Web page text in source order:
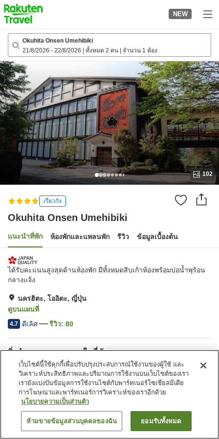
to
top
page
NEW
Okuhita Onsen Umehibiki
21/8/2026 - 22/8/2026 ทั้งหมด 2 คน จำนวน 1 ห้อง
102
เรียวกัง
Okuhita Onsen Umehibiki
แนะนำที่พัก ห้องพักและแพลนพัก รีวิว ข้อมูลเบื้องต้น
ได้รับคะแนนสูงสุดด้านห้องพัก มีทั้งหมดสิบเก้าห้องพร้อมบ่อน้ำพุร้อน
กลางแจ้ง
นครฮิตะ, โออิตะ, ญี่ปุ่น
ดูบนแผนที่
4.7 ดีเลิศ รีวิว: 80
สิ่งอำนวยความสะดวกในที่พัก
ซาวน่า
สปา/บิวตี้ซาลอน
บาร์
ตู้จำหน่ายอัตโนมัติ
หน้าแรก ญี่ปุ่น โออิตะ
ค้นหาห้องพัก
เว็บไซต์นี้ใช้คุกกี้เพื่อปรับปรุงประสบการณ์ใช้งานของผู้ใช้ และ
วิเคราะห์ประสิทธิภาพและปริมาณการใช้งานบนเว็บไซต์ของเรา
เรายังแบ่งปันข้อมูลการใช้งานไซต์กับพาร์ทเนอร์โซเชียลมีเดีย
การโฆษณาและพาร์ทเนอร์การวิเคราะห์ของเราอีกด้วย
นโยบายความเป็นส่วนตัว
ห้ามขายข้อมูลส่วนบุคคลของฉัน ยอมรับทั้งหมด